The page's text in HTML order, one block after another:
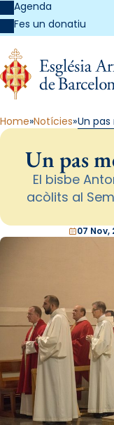
Agenda
Fes un donatiu
Home Notícies Un
Un pas
El bisbe
acòlits al
07 Nov,